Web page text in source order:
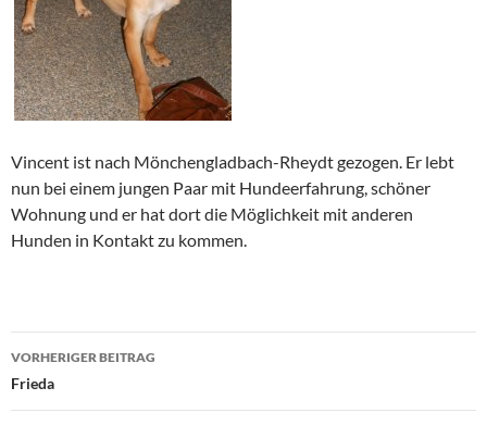
Vincent ist nach Mönchengladbach-Rheydt gezogen. Er lebt
nun bei einem jungen Paar mit Hundeerfahrung, schöner
Wohnung und er hat dort die Möglichkeit mit anderen
Hunden in Kontakt zu kommen.
Beitragsnavigation
VORHERIGER BEITRAG
Frieda